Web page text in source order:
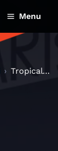
Menu
Tropical Club #54